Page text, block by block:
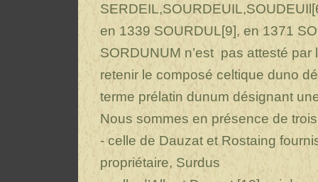
en 1339 SOURDUL[9], en 1371
SORDUNUM n’est pas attesté
retenir le composé celtique duno
terme prélatin dunum désignant
Nous sommes en présence de
- celle de Dauzat et Rostaing
propriétaire, Surdus